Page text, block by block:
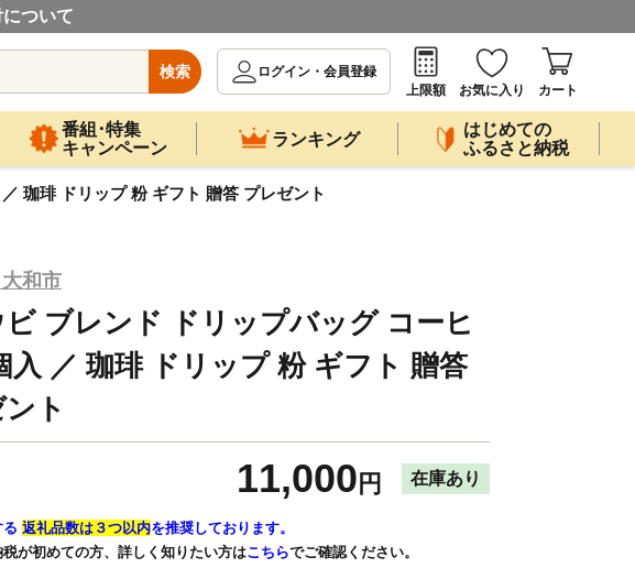
ついて
検索
ログイン・会員登録
上限額
お気に入り カート
番組･特集
キャンペーン
ランキング
はじめての
ふるさと納税
珈琲 ドリップ 粉 ギフト 贈答 プレゼント
和市
ビ ブレンド ドリップバッグ コーヒ
入 ／ 珈琲 ドリップ 粉 ギフト 贈答
ト
11,000 円 在庫あり
返礼品数は３つ以内を推奨しております。
税が初めての方、詳しく知りたい方はこちらでご確認ください。